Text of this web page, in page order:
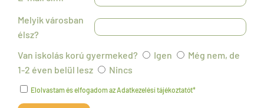
Melyik városban
élsz?
Van iskolás korú gyermeked?
Igen
Még nem, de
1-2 éven belül lesz
Nincs
Elolvastam és elfogadom az Adatkezelési tájékoztatót*